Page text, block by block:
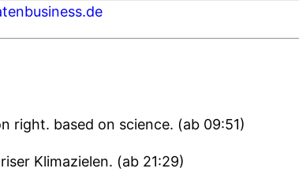
right. based on science. (ab 09:51)
Klimazielen. (ab 21:29)